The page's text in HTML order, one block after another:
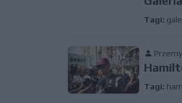
Tagi:
Tagi: